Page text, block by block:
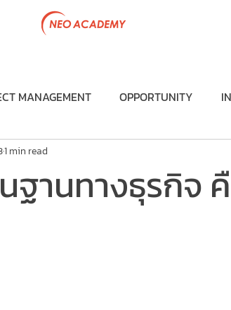
MANAGEMENT OPPORTUNITY
MANAGEMENT
TRAINING PROGRAM EXECUTIVE
านทางธุรกิจ คื
1 min read